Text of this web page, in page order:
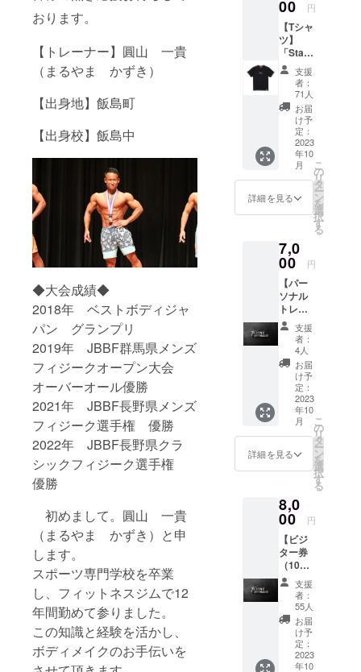
おります。
【トレーナー】圓山 一貴
（まるやま かずき）
【出身地】飯島町
【出身校】飯島中
◆大会成績◆
2018年 ベストボディジャ
パン グランプリ
2019年 JBBF群馬県メンズ
フィジークオープン大会
オーバーオール優勝
2021年 JBBF長野県メンズ
フィジーク選手権 優勝
2022年 JBBF長野県クラ
シックフィジーク選手権
優勝
初めまして。圓山 一貴
（まるやま かずき）と申
します。
スポーツ専門学校を卒業
し、フィットネスジムで12
年間勤めて参りました。
この知識と経験を活かし、
ボディメイクのお手伝いを
0までの
間にご
利用く
ださ
い。
（PM8:
00まで
にご入
館下さ
い） ※
水曜日
は無人
営業の
為、利
用不可
～2024
年11月
00 円
【Tシャ
ツ】
「Star
Fitness
」のロ
ゴをお
しゃれ
にセン
ター刺
繍。 ワ
ンポイ
ントで
ピス
ネーム
味違っ
たTシャ
ツに。
色：
白・黒
サイ
ズ：S・
M・L・
XL・
XXL 身
丈：
S63・
M68・
L72・
XL75・
XXL80
身幅：
XL60・
XXL65
S42・
M46・
L50・
XL55・
XXL59
支援
者：
71人
お届
け予
定：
2023
年10
月
詳細を見る
こ
の
リ
タ
ー
ン
を
選
択
す
る
7,0
00 円
【パー
ソナル
トレー
ニン
グ】 1
回（60
分）の
対面
パーソ
ナルト
レーニ
ングに
なりま
す。 お
客様の
た食
事・ト
レーニ
ング指
導をさ
せて頂
きま
す。 予
約はHP
と連動
してい
るアプ
リまた
支援
者：
4人
お届
け予
定：
2023
年10
月
詳細を見る
こ
の
リ
タ
ー
ン
を
選
択
す
る
8,0
00 円
【ビジ
ター券
（10回
分）】
通常、1
回1,500
円なの
で7,000
円お得
になり
ます。
支援
者：
55人
お届
け予
定：
2023
年10